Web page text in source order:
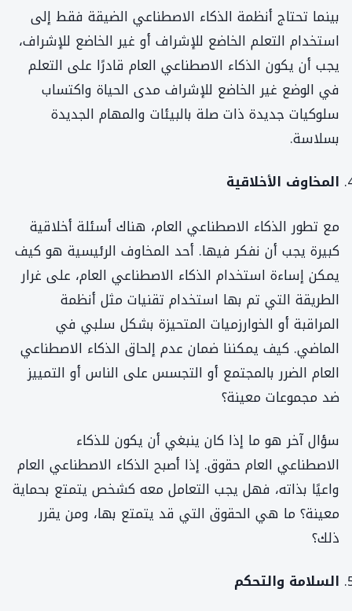
بينما تحتاج أنظمة الذكاء الاصطناعي الضيقة فقط إلى
استخدام التعلم الخاضع للإشراف أو غير الخاضع للإشراف،
يجب أن يكون الذكاء الاصطناعي العام قادرًا على التعلم
في الوضع غير الخاضع للإشراف مدى الحياة واكتساب
سلوكيات جديدة ذات صلة بالبيئات والمهام الجديدة
بسلاسة.
المخاوف الأخلاقية
مع تطور الذكاء الاصطناعي العام، هناك أسئلة أخلاقية
كبيرة يجب أن نفكر فيها. أحد المخاوف الرئيسية هو كيف
يمكن إساءة استخدام الذكاء الاصطناعي العام، على غرار
الطريقة التي تم بها استخدام تقنيات مثل أنظمة
المراقبة أو الخوارزميات المتحيزة بشكل سلبي في
الماضي. كيف يمكننا ضمان عدم إلحاق الذكاء الاصطناعي
العام الضرر بالمجتمع أو التجسس على الناس أو التمييز
ضد مجموعات معينة؟
سؤال آخر هو ما إذا كان ينبغي أن يكون للذكاء
الاصطناعي العام حقوق. إذا أصبح الذكاء الاصطناعي العام
واعيًا بذاته، فهل يجب التعامل معه كشخص يتمتع بحماية
معينة؟ ما هي الحقوق التي قد يتمتع بها، ومن يقرر
ذلك؟
السلامة والتحكم